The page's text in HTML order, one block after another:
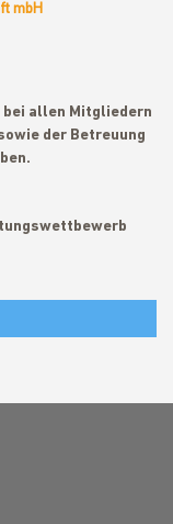
mbH
bei allen Mitgliedern
der Betreuung